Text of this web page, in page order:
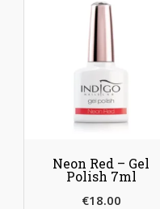
Neon Red – Gel
Polish 7ml
€18.00